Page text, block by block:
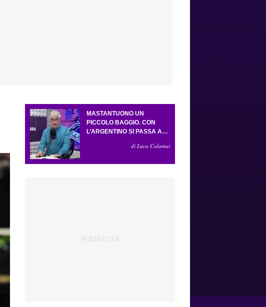
MASTANTUONO UN
PICCOLO BAGGIO. CON
L’ARGENTINO SI PASSA AL
L’AMICHEVOLE CON IL
di Luca Calamai